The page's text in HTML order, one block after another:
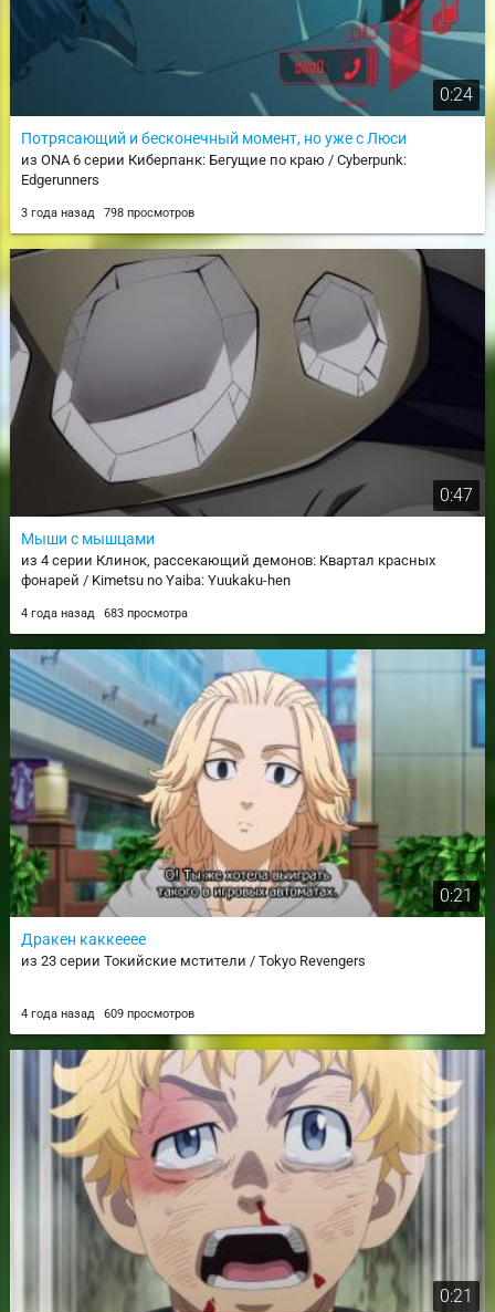
0:24
Потрясающий и бесконечный момент, но уже с Люси
из ONA 6 серии Киберпанк: Бегущие по краю / Cyberpunk:
Edgerunners
3 года назад 798 просмотров
0:47
Мыши с мышцами
из 4 серии Клинок, рассекающий демонов: Квартал красных
фонарей / Kimetsu no Yaiba: Yuukaku-hen
4 года назад 683 просмотра
0:21
Дракен каккееее
из 23 серии Токийские мстители / Tokyo Revengers
4 года назад 609 просмотров
0:21